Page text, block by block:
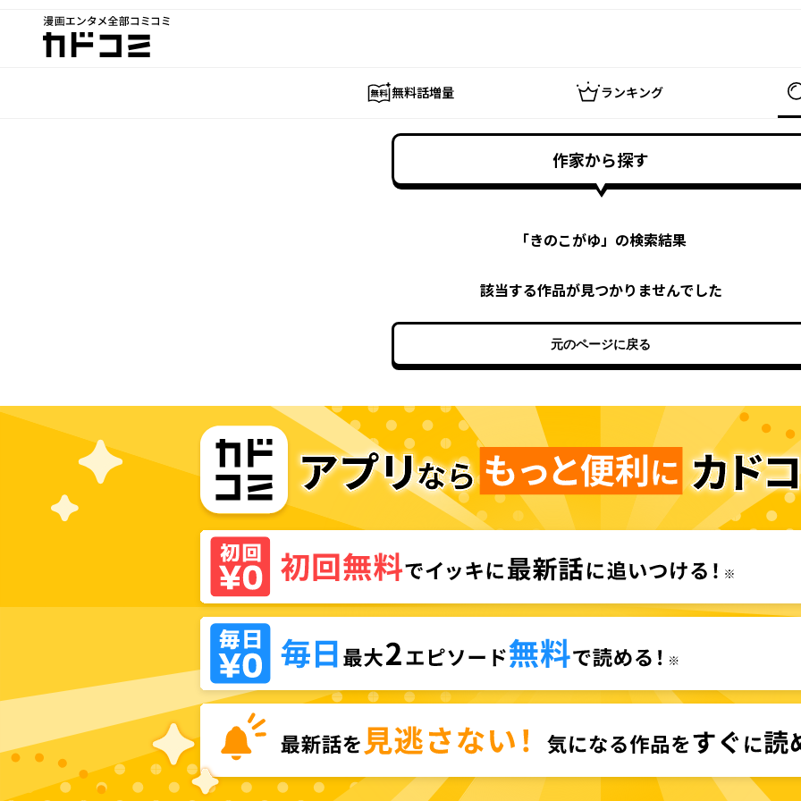
漫画エンタメ全部コミコミ
カドコミ
無料話増量 ランキング
作家から探す
「きのこがゆ」の検索結果
該当する作品が見つかりませんでした
元のページに戻る